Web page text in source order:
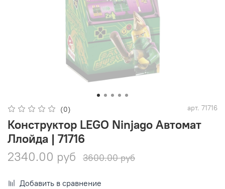
(0) арт. 71716
Конструктор LEGO Ninjago Автомат
Ллойда | 71716
2340.00 руб
3600.00 руб
Добавить в сравнение